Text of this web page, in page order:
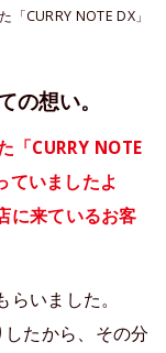
CURRY NOTE DX」
の想い。
CURRY NOTE
ていましたよ
に来ているお客
いました。
たから、その分